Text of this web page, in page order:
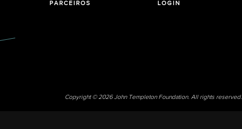
PARCEIROS LOGIN
Copyright © 2026 John Templeton Foundation. All rights reserved.